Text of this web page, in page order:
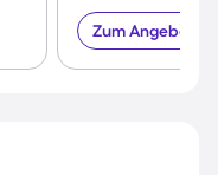
Zum Angebot